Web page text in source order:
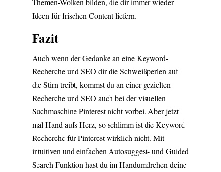
Themen-Wolken bilden, die dir immer wieder
Ideen für frischen Content liefern.
Fazit
Auch wenn der Gedanke an eine Keyword-
Recherche und SEO dir die Schweißperlen auf
die Stirn treibt, kommst du an einer gezielten
Recherche und SEO auch bei der visuellen
Suchmaschine Pinterest nicht vorbei. Aber jetzt
mal Hand aufs Herz, so schlimm ist die Keyword-
Recherche für Pinterest wirklich nicht. Mit
intuitiven und einfachen Autosuggest- und Guided
Search Funktion hast du im Handumdrehen deine